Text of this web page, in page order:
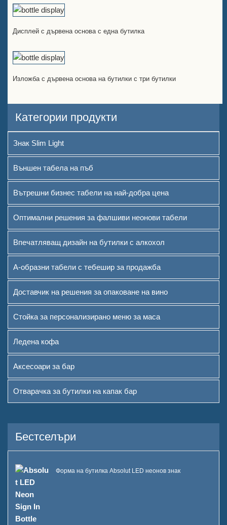
Дисплей с дървена основа с една бутилка
Изложба с дървена основа на бутилки с три бутилки
Категории продукти
Знак Slim Light
Външен табела на пъб
Вътрешни бизнес табели на най-добра цена
Оптимални решения за фалшиви неонови табели
Впечатляващ дизайн на бутилки с алкохол
А-образни табели с тебешир за продажба
Доставчик на решения за опаковане на вино
Стойка за персонализирано меню за маса
Ледена кофа
Аксесоари за бар
Отварачка за бутилки на капак бар
Бестселъри
Форма на бутилка Absolut LED неонов знак